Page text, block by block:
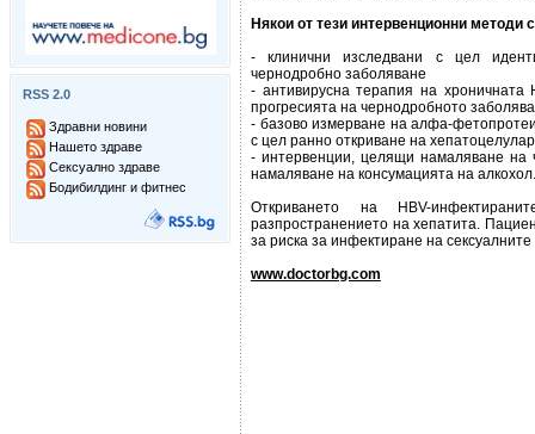
RSS 2.0
Здравни новини
Нашето здраве
Сексуално здраве
Бодибилдинг и фитнес
Някои от тези интервенционни методи
- клинични изследвани с цел
чернодробно заболяване
- антивирусна терапия на
прогресията на чернодробното
- базово измерване на алфа-
с цел ранно откриване на
- интервенции, целящи намаляване на
намаляване на консумацията на алкохол.
Откриването на HBV-
разпространението на хепатита.
за риска за инфектиране на
www.doctorbg.com